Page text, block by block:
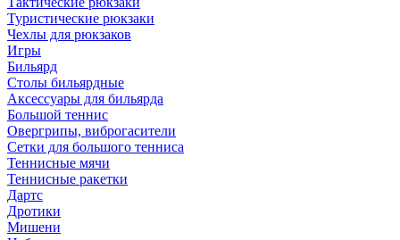
Туристические рюкзаки
Чехлы для рюкзаков
Игры
Бильярд
Столы бильярдные
Аксессуары для бильярда
Большой теннис
Овергрипы, виброгасители
Сетки для большого тенниса
Теннисные мячи
Теннисные ракетки
Дартс
Дротики
Мишени